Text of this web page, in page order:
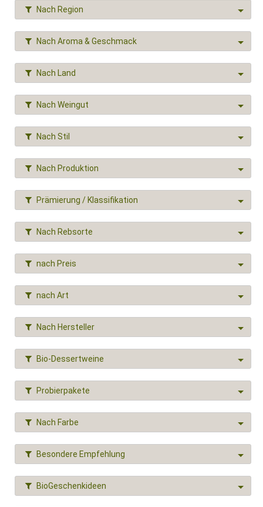
Nach Region
Nach Aroma & Geschmack
Nach Land
Nach Weingut
Nach Stil
Nach Produktion
Prämierung / Klassifikation
Nach Rebsorte
nach Preis
nach Art
Nach Hersteller
Bio-Dessertweine
Probierpakete
Nach Farbe
Besondere Empfehlung
BioGeschenkideen